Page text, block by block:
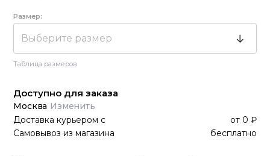
Размер:
Выберите размер
Таблица размеров
Доступно для заказа
Москва Изменить
Доставка курьером с от 0 ₽
Самовывоз из магазина
бесплатно